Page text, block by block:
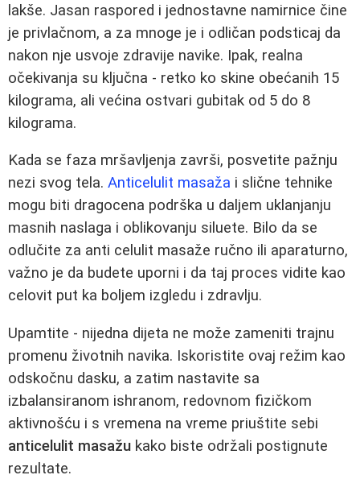
lakše. Jasan raspored i jednostavne namirnice čine
je privlačnom, a za mnoge je i odličan podsticaj da
nakon nje usvoje zdravije navike. Ipak, realna
očekivanja su ključna - retko ko skine obećanih 15
kilograma, ali većina ostvari gubitak od 5 do 8
kilograma.
Kada se faza mršavljenja završi, posvetite pažnju
nezi svog tela. Anticelulit masaža i slične tehnike
mogu biti dragocena podrška u daljem uklanjanju
masnih naslaga i oblikovanju siluete. Bilo da se
odlučite za anti celulit masaže ručno ili aparaturno,
važno je da budete uporni i da taj proces vidite kao
celovit put ka boljem izgledu i zdravlju.
Upamtite - nijedna dijeta ne može zameniti trajnu
promenu životnih navika. Iskoristite ovaj režim kao
odskočnu dasku, a zatim nastavite sa
izbalansiranom ishranom, redovnom fizičkom
aktivnošću i s vremena na vreme priuštite sebi
anticelulit masažu kako biste održali postignute
rezultate.